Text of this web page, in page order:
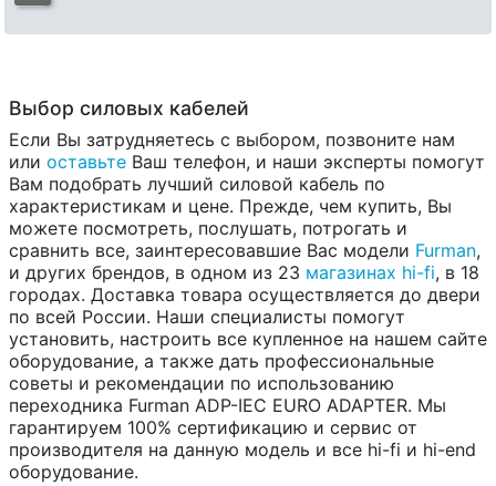
Выбор силовых кабелей
Если Вы затрудняетесь с выбором, позвоните нам
или оставьте Ваш телефон, и наши эксперты помогут
Вам подобрать лучший силовой кабель по
характеристикам и цене. Прежде, чем купить, Вы
можете посмотреть, послушать, потрогать и
сравнить все, заинтересовавшие Вас модели Furman,
и других брендов, в одном из 23 магазинах hi-fi, в 18
городах. Доставка товара осуществляется до двери
по всей России. Наши специалисты помогут
установить, настроить все купленное на нашем сайте
оборудование, а также дать профессиональные
советы и рекомендации по использованию
переходника Furman ADP-IEC EURO ADAPTER. Мы
гарантируем 100% сертификацию и сервис от
производителя на данную модель и все hi-fi и hi-end
оборудование.